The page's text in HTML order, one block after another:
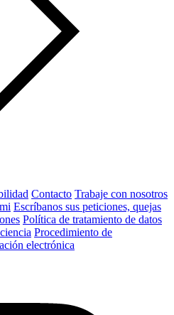
Contacto Trabaje con nosotros
Escríbanos sus peticiones, quejas
Política de tratamiento de datos
Procedimiento de
electrónica